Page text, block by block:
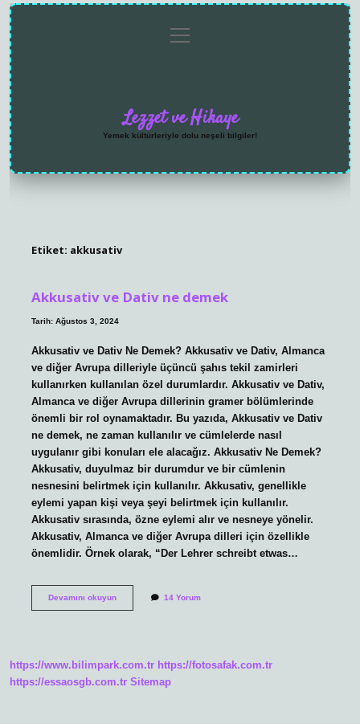
menüyü
aç
Lezzet ve Hikaye
Yemek kültürleriyle dolu neşeli bilgiler!
Etiket: akkusativ
Akkusativ ve Dativ ne demek
Tarih: Ağustos 3, 2024
Akkusativ ve Dativ Ne Demek? Akkusativ ve Dativ, Almanca
ve diğer Avrupa dilleriyle üçüncü şahıs tekil zamirleri
kullanırken kullanılan özel durumlardır. Akkusativ ve Dativ,
Almanca ve diğer Avrupa dillerinin gramer bölümlerinde
önemli bir rol oynamaktadır. Bu yazıda, Akkusativ ve Dativ
ne demek, ne zaman kullanılır ve cümlelerde nasıl
uygulanır gibi konuları ele alacağız. Akkusativ Ne Demek?
Akkusativ, duyulmaz bir durumdur ve bir cümlenin
nesnesini belirtmek için kullanılır. Akkusativ, genellikle
eylemi yapan kişi veya şeyi belirtmek için kullanılır.
Akkusativ sırasında, özne eylemi alır ve nesneye yönelir.
Akkusativ, Almanca ve diğer Avrupa dilleri için özellikle
önemlidir. Örnek olarak, “Der Lehrer schreibt etwas…
Devamını okuyunAkkusativ
14 Yorum
https://www.bilimpark.com.tr https://fotosafak.com.tr
https://essaosgb.com.tr Sitemap